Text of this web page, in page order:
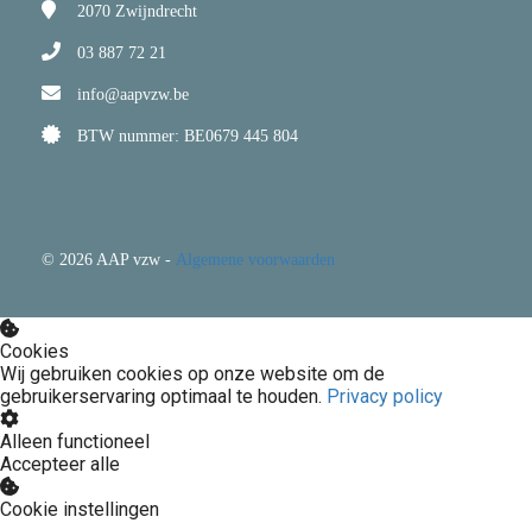
2070 Zwijndrecht
03 887 72 21
info@aapvzw.be
BTW nummer: BE0679 445 804
© 2026 AAP vzw - Algemene voorwaarden
Cookies
Wij gebruiken cookies op onze website om de
gebruikerservaring optimaal te houden. Privacy policy
Alleen functioneel
Accepteer alle
Cookie instellingen